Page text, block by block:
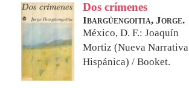
Dos crímenes
Ibargüengoitia, Jorge.
México, D. F.: Joaquín
Mortiz (Nueva Narrativa
Hispánica) / Booket.